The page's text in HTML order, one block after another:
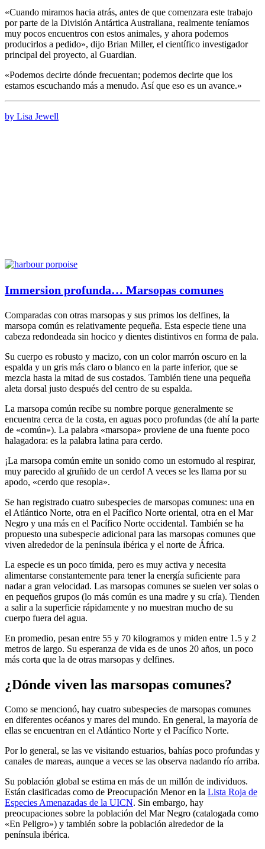
«Cuando miramos hacia atrás, antes de que comenzara este trabajo
por parte de la División Antártica Australiana, realmente teníamos
muy pocos encuentros con estos animales, y ahora podemos
producirlos a pedido», dijo Brian Miller, el científico investigador
principal del proyecto, al Guardian.
«Podemos decirte dónde frecuentan; podemos decirte que los
estamos escuchando más a menudo. Así que eso es un avance.»
by Lisa Jewell
Immersion profunda… Marsopas comunes
Comparadas con otras marsopas y sus primos los delfines, la
marsopa común es relativamente pequeña. Esta especie tiene una
cabeza redondeada sin hocico y dientes distintivos en forma de pala.
Su cuerpo es robusto y macizo, con un color marrón oscuro en la
espalda y un gris más claro o blanco en la parte inferior, que se
mezcla hasta la mitad de sus costados. También tiene una pequeña
aleta dorsal justo después del centro de su espalda.
La marsopa común recibe su nombre porque generalmente se
encuentra cerca de la costa, en aguas poco profundas (de ahí la parte
de «común»). La palabra «marsopa» proviene de una fuente poco
halagadora: es la palabra latina para cerdo.
¡La marsopa común emite un sonido como un estornudo al respirar,
muy parecido al gruñido de un cerdo! A veces se les llama por su
apodo, «cerdo que resopla».
Se han registrado cuatro subespecies de marsopas comunes: una en
el Atlántico Norte, otra en el Pacífico Norte oriental, otra en el Mar
Negro y una más en el Pacífico Norte occidental. También se ha
propuesto una subespecie adicional para las marsopas comunes que
viven alrededor de la península ibérica y el norte de África.
La especie es un poco tímida, pero es muy activa y necesita
alimentarse constantemente para tener la energía suficiente para
nadar a gran velocidad. Las marsopas comunes se suelen ver solas o
en pequeños grupos (lo más común es una madre y su cría). Tienden
a salir a la superficie rápidamente y no muestran mucho de su
cuerpo fuera del agua.
En promedio, pesan entre 55 y 70 kilogramos y miden entre 1.5 y 2
metros de largo. Su esperanza de vida es de unos 20 años, un poco
más corta que la de otras marsopas y delfines.
¿Dónde viven las marsopas comunes?
Como se mencionó, hay cuatro subespecies de marsopas comunes
en diferentes océanos y mares del mundo. En general, la mayoría de
ellas se encuentran en el Atlántico Norte y el Pacífico Norte.
Por lo general, se las ve visitando estuarios, bahías poco profundas y
canales de mareas, aunque a veces se las observa nadando río arriba.
Su población global se estima en más de un millón de individuos.
Están clasificadas como de Preocupación Menor en la Lista Roja de
Especies Amenazadas de la UICN. Sin embargo, hay
preocupaciones sobre la población del Mar Negro (catalogada como
«En Peligro») y también sobre la población alrededor de la
península ibérica.